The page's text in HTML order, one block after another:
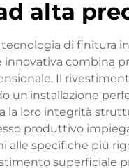
alta
di finitura
innovativa combina
Il
un'installazione
loro integrità
produttivo
specifiche più
superficiale